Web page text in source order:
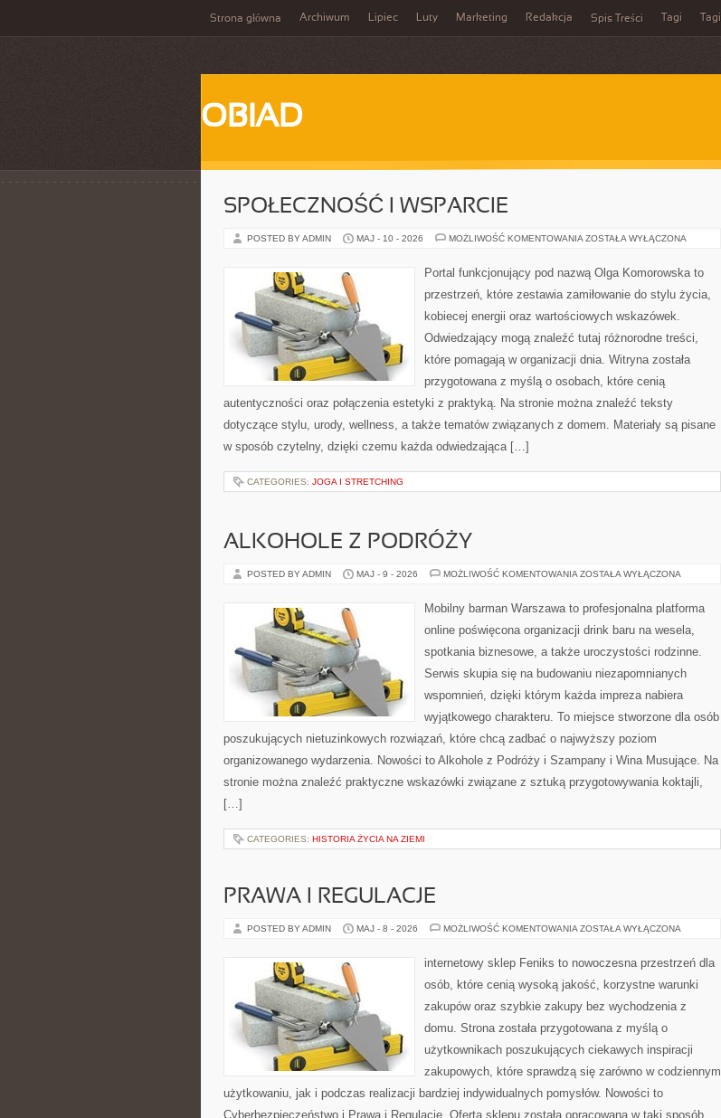
Strona główna Archiwum Lipiec Luty Marketing Redakcja Spis Treści Tagi Tagi
OBIAD
SPOŁECZNOŚĆ I WSPARCIE
POSTED BY ADMIN MAJ - 10 - 2026 MOŻLIWOŚĆ KOMENTOWANIA SPOŁECZNOŚĆ
ZOSTAŁA WYŁĄCZONA
Portal funkcjonujący pod nazwą Olga Komorowska to
przestrzeń, które zestawia zamiłowanie do stylu życia,
kobiecej energii oraz wartościowych wskazówek.
Odwiedzający mogą znaleźć tutaj różnorodne treści,
które pomagają w organizacji dnia. Witryna została
przygotowana z myślą o osobach, które cenią
autentyczności oraz połączenia estetyki z praktyką. Na stronie można znaleźć teksty
dotyczące stylu, urody, wellness, a także tematów związanych z domem. Materiały są pisane
w sposób czytelny, dzięki czemu każda odwiedzająca […]
CATEGORIES: JOGA I STRETCHING
ALKOHOLE Z PODRÓŻY
POSTED BY ADMIN MAJ - 9 - 2026 MOŻLIWOŚĆ KOMENTOWANIA ALKOHOLE
ZOSTAŁA WYŁĄCZONA
Mobilny barman Warszawa to profesjonalna platforma
online poświęcona organizacji drink baru na wesela,
spotkania biznesowe, a także uroczystości rodzinne.
Serwis skupia się na budowaniu niezapomnianych
wspomnień, dzięki którym każda impreza nabiera
wyjątkowego charakteru. To miejsce stworzone dla osób
poszukujących nietuzinkowych rozwiązań, które chcą zadbać o najwyższy poziom
organizowanego wydarzenia. Nowości to Alkohole z Podróży i Szampany i Wina Musujące. Na
stronie można znaleźć praktyczne wskazówki związane z sztuką przygotowywania koktajli,
[…]
CATEGORIES: HISTORIA ŻYCIA NA ZIEMI
PRAWA I REGULACJE
POSTED BY ADMIN MAJ - 8 - 2026 MOŻLIWOŚĆ KOMENTOWANIA PRAWA
ZOSTAŁA WYŁĄCZONA
internetowy sklep Feniks to nowoczesna przestrzeń dla
osób, które cenią wysoką jakość, korzystne warunki
zakupów oraz szybkie zakupy bez wychodzenia z
domu. Strona została przygotowana z myślą o
użytkownikach poszukujących ciekawych inspiracji
zakupowych, które sprawdzą się zarówno w codziennym
użytkowaniu, jak i podczas realizacji bardziej indywidualnych pomysłów. Nowości to
Cyberbezpieczeństwo i Prawa i Regulacje. Oferta sklepu została opracowana w taki sposób,